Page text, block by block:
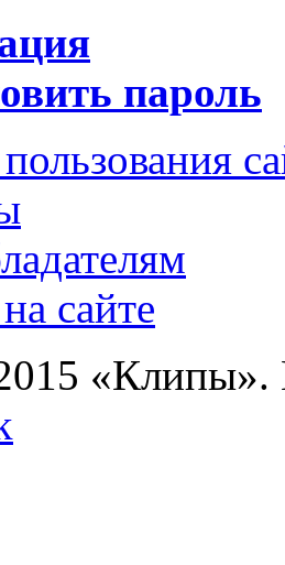
пароль
сайте
«Клипы».